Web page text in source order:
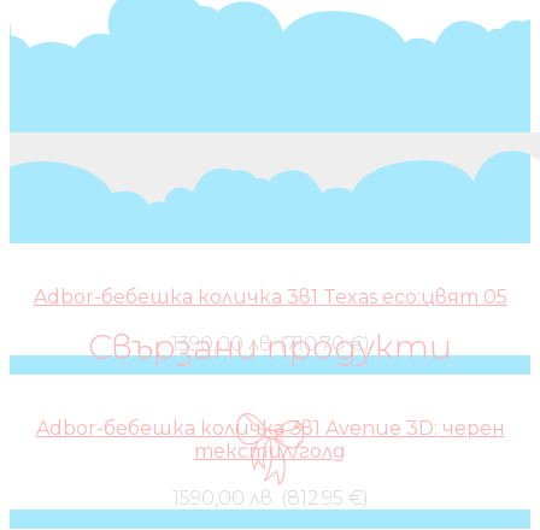
Свързани продукти
Adbor-бебешка количка 3в1 Texas eco:цвят 05
1390,00 лв. (710.70 €)
Adbor-бебешка количка 3в1 Avenue 3D: черен
текстил/голд
1590,00 лв. (812.95 €)